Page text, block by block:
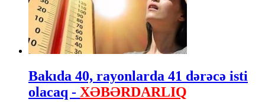
Bakıda 40, rayonlarda 41 dərəcə isti
olacaq - XƏBƏRDARLIQ